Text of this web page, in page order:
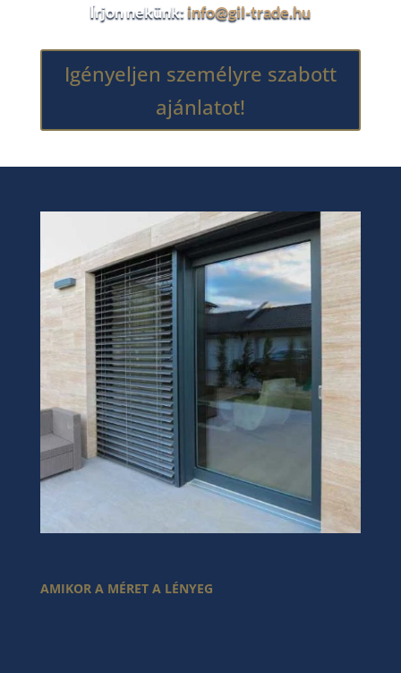
Írjon nekünk:info@gil-trade.hu
Igényeljen személyre szabott
ajánlatot!
AMIKOR A MÉRET A LÉNYEG